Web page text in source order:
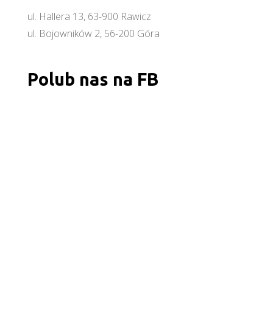
ul. Hallera 13, 63-900 Rawicz
ul. Bojowników 2, 56-200 Góra
Polub nas na FB